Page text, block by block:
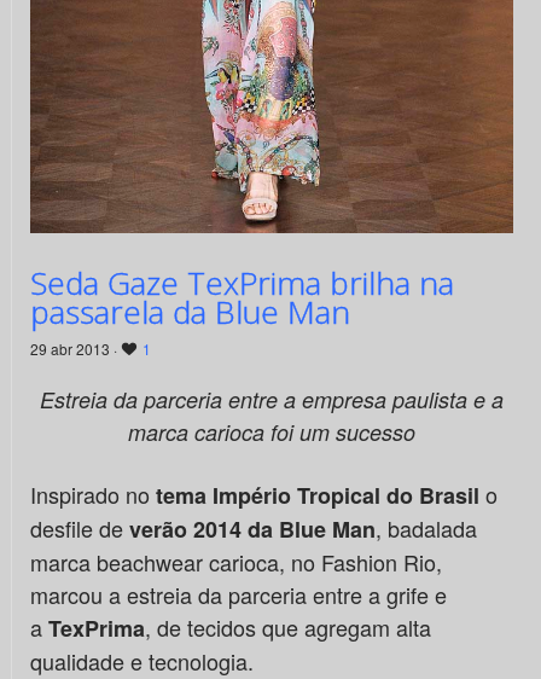
Seda Gaze TexPrima brilha na
passarela da Blue Man
29 abr 2013 · 1
Estreia da parceria entre a empresa paulista e a
marca carioca foi um sucesso
Inspirado no tema Império Tropical do Brasil o
desfile deverão 2014 da Blue Man, badalada
marca beachwear carioca, no Fashion Rio,
marcou a estreia da parceria entre a grife e
aTexPrima, de tecidos que agregam alta
qualidade e tecnologia.